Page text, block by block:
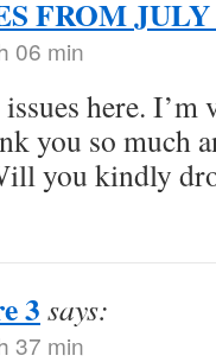
FROM JULY
06 min
here.
you so much
you kindly
3 says:
37 min